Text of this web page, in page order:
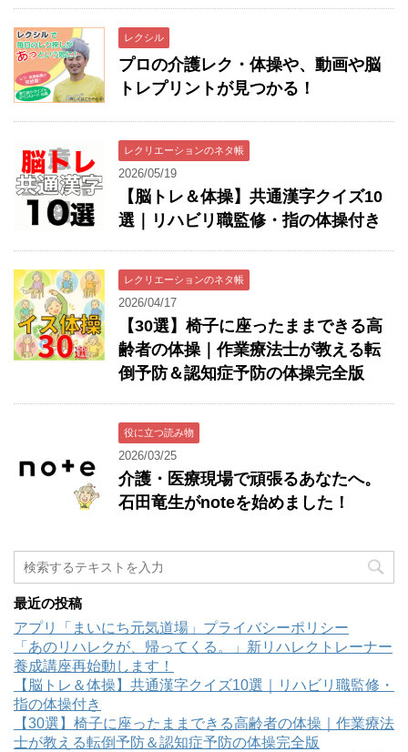
レクシル
プロの介護レク・体操や、動画や脳
トレプリントが見つかる！
レクリエーションのネタ帳
2026/05/19
【脳トレ＆体操】共通漢字クイズ10
選｜リハビリ職監修・指の体操付き
レクリエーションのネタ帳
2026/04/17
【30選】椅子に座ったままできる高
齢者の体操｜作業療法士が教える転
倒予防＆認知症予防の体操完全版
役に立つ読み物
2026/03/25
介護・医療現場で頑張るあなたへ。
石田竜生がnoteを始めました！
最近の投稿
アプリ「まいにち元気道場」プライバシーポリシー
「あのリハレクが、帰ってくる。」新リハレクトレーナー
養成講座再始動します！
【脳トレ＆体操】共通漢字クイズ10選｜リハビリ職監修・
指の体操付き
【30選】椅子に座ったままできる高齢者の体操｜作業療法
士が教える転倒予防＆認知症予防の体操完全版